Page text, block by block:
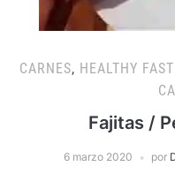
CARNES, HEALTHY
Fajitas /
6 marzo 2020 por